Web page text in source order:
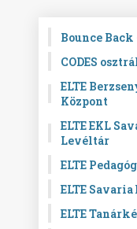
Bounce
CODES
ELTE
Központ
ELTE EKL
Levéltár
ELTE
ELTE
ELTE